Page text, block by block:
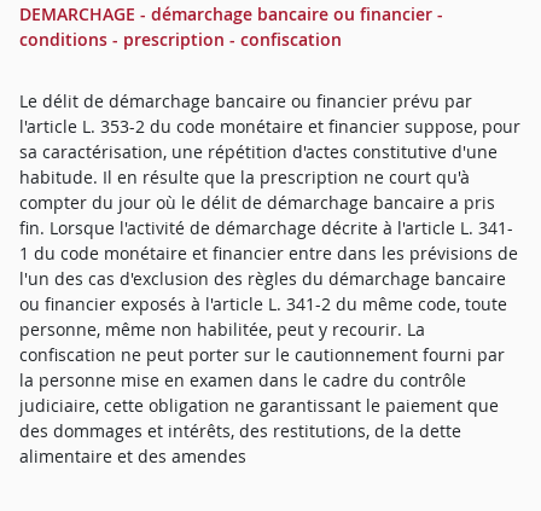
DEMARCHAGE - démarchage bancaire ou financier -
conditions - prescription - confiscation
Le délit de démarchage bancaire ou financier prévu par
l'article L. 353-2 du code monétaire et financier suppose, pour
sa caractérisation, une répétition d'actes constitutive d'une
habitude. Il en résulte que la prescription ne court qu'à
compter du jour où le délit de démarchage bancaire a pris
fin. Lorsque l'activité de démarchage décrite à l'article L. 341-
1 du code monétaire et financier entre dans les prévisions de
l'un des cas d'exclusion des règles du démarchage bancaire
ou financier exposés à l'article L. 341-2 du même code, toute
personne, même non habilitée, peut y recourir. La
confiscation ne peut porter sur le cautionnement fourni par
la personne mise en examen dans le cadre du contrôle
judiciaire, cette obligation ne garantissant le paiement que
des dommages et intérêts, des restitutions, de la dette
alimentaire et des amendes